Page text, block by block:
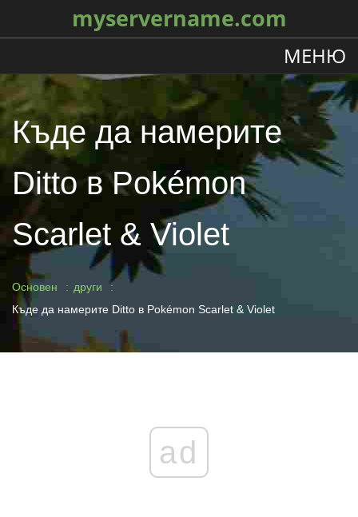
myservername.com
МЕНЮ
Къде да намерите
Ditto в Pokémon
Scarlet & Violet
Основен
други
Къде да намерите Ditto в Pokémon Scarlet & Violet
ad